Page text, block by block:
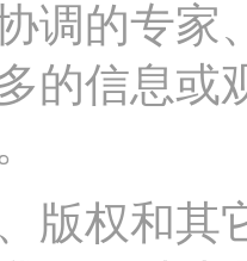
调的专家
的信息或
版权和其